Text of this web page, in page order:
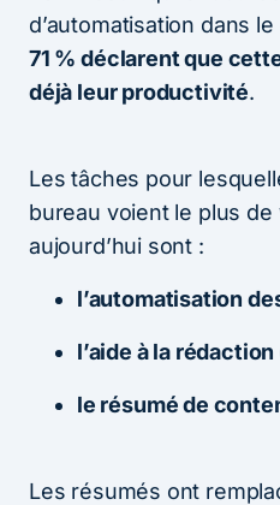
d’automatisation dans
71 % déclarent que
déjà leur productivité.
Les tâches pour
bureau voient le plus de
aujourd’hui sont :
l’automatisation
l’aide à la
le résumé de
Les résumés ont